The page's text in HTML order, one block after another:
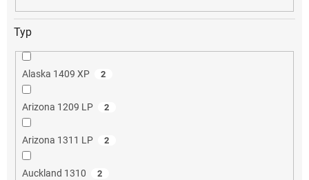
Typ
Alaska 1409 XP 2
Arizona 1209 LP 2
Arizona 1311 LP 2
Auckland 1310 2